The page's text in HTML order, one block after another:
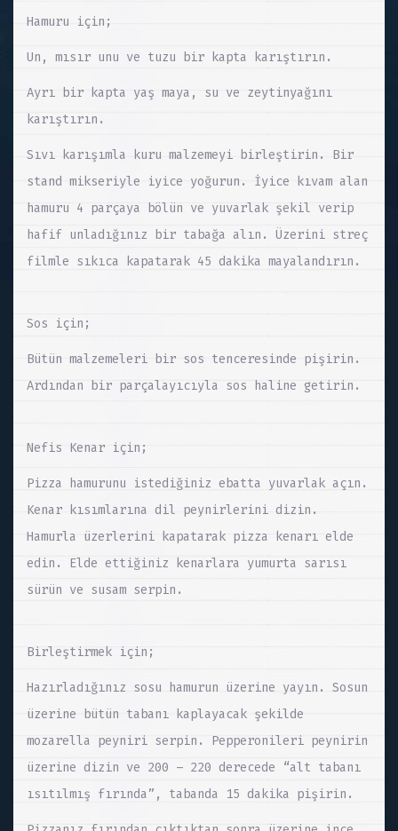
Hamuru için;
Un, mısır unu ve tuzu bir kapta karıştırın.
Ayrı bir kapta yaş maya, su ve zeytinyağını
karıştırın.
Sıvı karışımla kuru malzemeyi birleştirin. Bir
stand mikseriyle iyice yoğurun. İyice kıvam alan
hamuru 4 parçaya bölün ve yuvarlak şekil verip
hafif unladığınız bir tabağa alın. Üzerini streç
filmle sıkıca kapatarak 45 dakika mayalandırın.
Sos için;
Bütün malzemeleri bir sos tenceresinde pişirin.
Ardından bir parçalayıcıyla sos haline getirin.
Nefis Kenar için;
Pizza hamurunu istediğiniz ebatta yuvarlak açın.
Kenar kısımlarına dil peynirlerini dizin.
Hamurla üzerlerini kapatarak pizza kenarı elde
edin. Elde ettiğiniz kenarlara yumurta sarısı
sürün ve susam serpin.
Birleştirmek için;
Hazırladığınız sosu hamurun üzerine yayın. Sosun
üzerine bütün tabanı kaplayacak şekilde
mozarella peyniri serpin. Pepperonileri peynirin
üzerine dizin ve 200 – 220 derecede “alt tabanı
ısıtılmış fırında”, tabanda 15 dakika pişirin.